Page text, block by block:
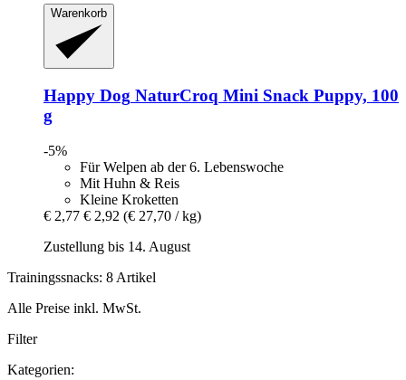
Warenkorb
Happy Dog NaturCroq Mini Snack Puppy, 100
g
-5%
Für Welpen ab der 6. Lebenswoche
Mit Huhn & Reis
Kleine Kroketten
€ 2,77 € 2,92 (€ 27,70 / kg)
Zustellung bis 14. August
Trainingssnacks: 8 Artikel
Alle Preise inkl. MwSt.
Filter
Kategorien: